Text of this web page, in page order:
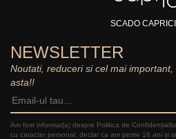
SCADO
NEWSLETTER
Noutati, reduceri si cel mai
asta!!
Am fost informat(a) despre Politica de
cu caracter personal, declar ca am peste 16 ani și